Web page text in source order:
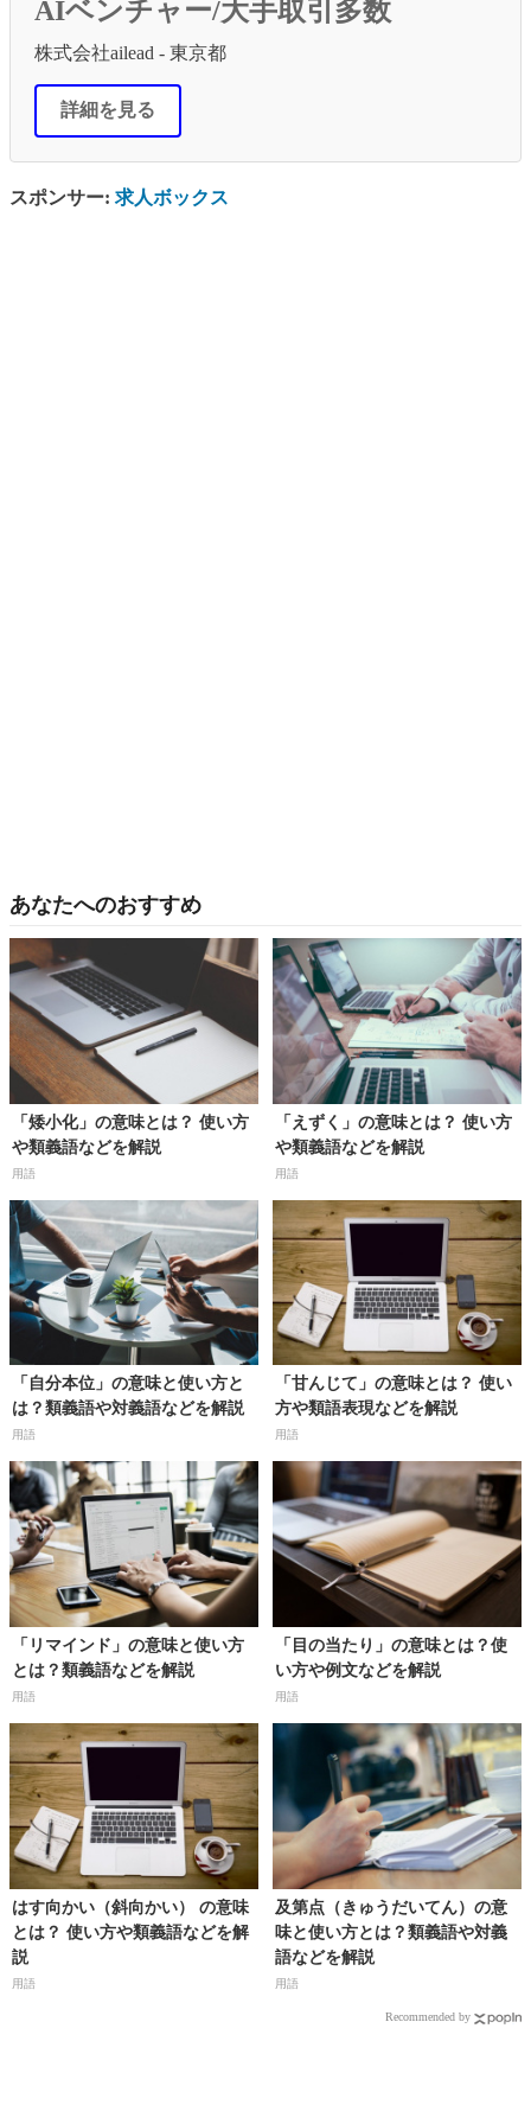
AIベンチャー/大手取引多数
株式会社ailead - 東京都
詳細を見る
スポンサー: 求人ボックス
あなたへのおすすめ
「矮小化」の意味とは？ 使い方
や類義語などを解説
用語
「えずく」の意味とは？ 使い方
や類義語などを解説
用語
「自分本位」の意味と使い方と
は？類義語や対義語などを解説
用語
「甘んじて」の意味とは？ 使い
方や類語表現などを解説
用語
「リマインド」の意味と使い方
とは？類義語などを解説
用語
「目の当たり」の意味とは？使
い方や例文などを解説
用語
はす向かい（斜向かい） の意味
とは？ 使い方や類義語などを解
説
用語
及第点（きゅうだいてん）の意
味と使い方とは？類義語や対義
語などを解説
用語
Recommended by